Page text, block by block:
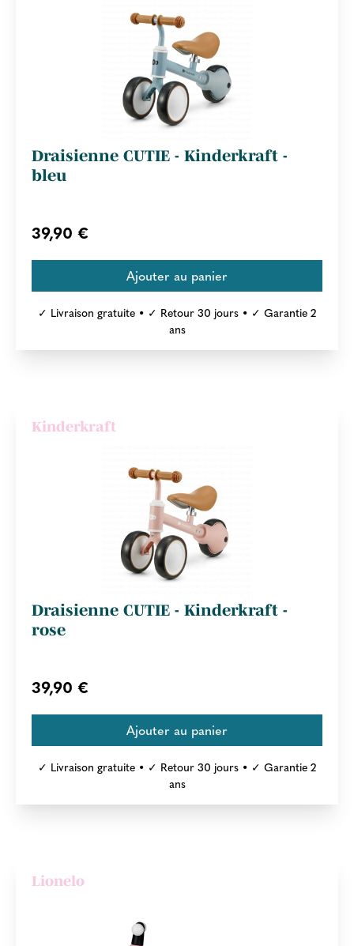
Draisienne CUTIE - Kinderkraft -
bleu
39,90 €
✓ Livraison gratuite • ✓ Retour 30 jours • ✓ Garantie 2
ans
Kinderkraft
Draisienne CUTIE - Kinderkraft -
rose
39,90 €
✓ Livraison gratuite • ✓ Retour 30 jours • ✓ Garantie 2
ans
Lionelo